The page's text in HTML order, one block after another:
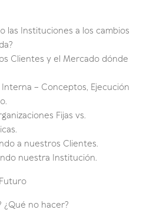
las Instituciones a los cambios
Clientes y el Mercado dónde
– Conceptos, Ejecución
Fijas vs.
a nuestros Clientes.
nuestra Institución.
¿Qué no hacer?